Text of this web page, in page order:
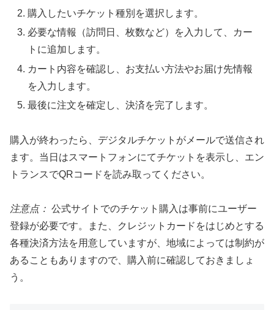
購入したいチケット種別を選択します。
必要な情報（訪問日、枚数など）を入力して、カー
トに追加します。
カート内容を確認し、お支払い方法やお届け先情報
を入力します。
最後に注文を確定し、決済を完了します。
購入が終わったら、デジタルチケットがメールで送信され
ます。当日はスマートフォンにてチケットを表示し、エン
トランスでQRコードを読み取ってください。
注意点： 公式サイトでのチケット購入は事前にユーザー
登録が必要です。また、クレジットカードをはじめとする
各種決済方法を用意していますが、地域によっては制約が
あることもありますので、購入前に確認しておきましょ
う。